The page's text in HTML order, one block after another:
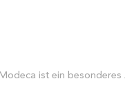
ist ein